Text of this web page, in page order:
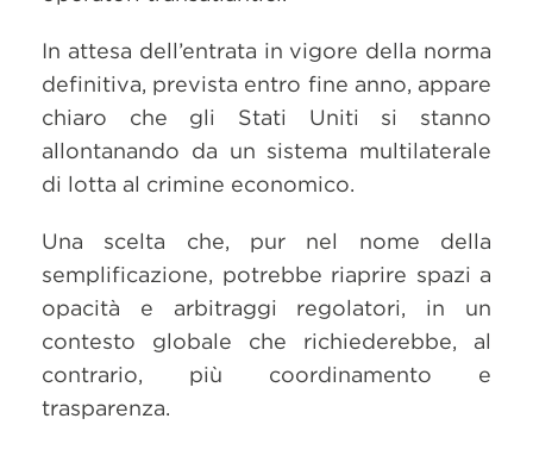
In attesa dell’entrata in vigore della norma
definitiva, prevista entro fine anno, appare
chiaro che gli Stati Uniti si stanno
allontanando da un sistema multilaterale
di lotta al crimine economico.
Una scelta che, pur nel nome della
semplificazione, potrebbe riaprire spazi a
opacità e arbitraggi regolatori, in un
contesto globale che richiederebbe, al
contrario, più coordinamento e
trasparenza.